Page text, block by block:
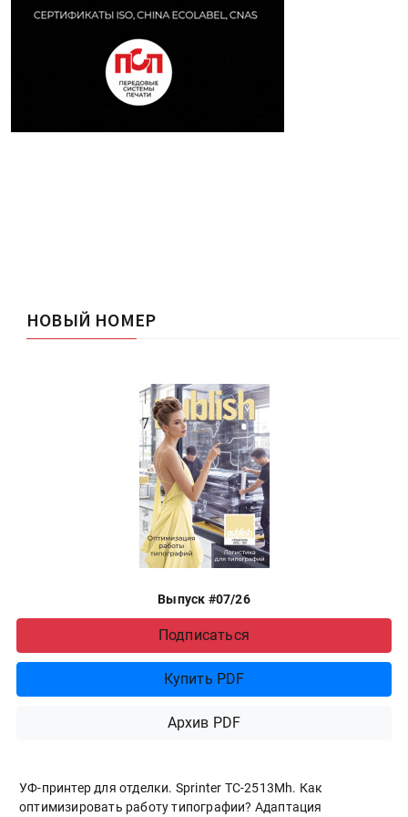
НОВЫЙ НОМЕР
Выпуск #07/26
Подписаться
Купить PDF
Архив PDF
УФ-принтер для отделки. Sprinter ТС-2513Mh. Как
оптимизировать работу типографии? Адаптация